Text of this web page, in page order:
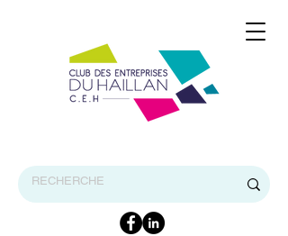
BIENVENUE SUR LE SITE INTERNET DU CEH